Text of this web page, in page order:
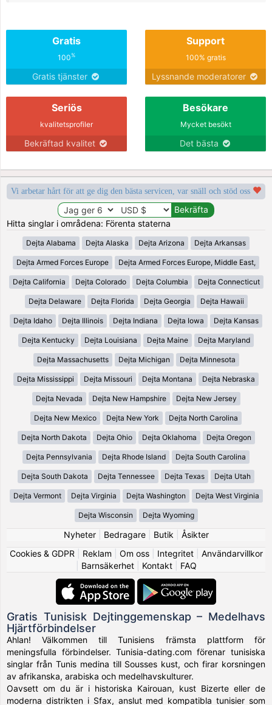
Gratis
100%
Gratis tjänster
Support
100% gratis
Lyssnande moderatorer
Seriös
kvalitetsprofiler
Bekräftad kvalitet
Besökare
Mycket besökt
Det bästa
Vi arbetar hårt för att ge dig den bästa servicen, var snäll och stöd oss
Hitta singlar i områdena: Förenta staterna
Dejta Alabama Dejta Alaska Dejta Arizona Dejta Arkansas
Dejta Armed Forces Europe Dejta Armed Forces Europe, Middle East,
Dejta California Dejta Colorado Dejta Columbia Dejta Connecticut
Dejta Delaware Dejta Florida Dejta Georgia Dejta Hawaii
Dejta Idaho Dejta Illinois Dejta Indiana Dejta Iowa Dejta Kansas
Dejta Kentucky Dejta Louisiana Dejta Maine Dejta Maryland
Dejta Massachusetts Dejta Michigan Dejta Minnesota
Dejta Mississippi Dejta Missouri Dejta Montana Dejta Nebraska
Dejta Nevada Dejta New Hampshire Dejta New Jersey
Dejta New Mexico Dejta New York Dejta North Carolina
Dejta North Dakota Dejta Ohio Dejta Oklahoma Dejta Oregon
Dejta Pennsylvania Dejta Rhode Island Dejta South Carolina
Dejta South Dakota Dejta Tennessee Dejta Texas Dejta Utah
Dejta Vermont Dejta Virginia Dejta Washington Dejta West Virginia
Dejta Wisconsin Dejta Wyoming
Nyheter| Bedragare| Butik
Åsikter
Cookies & GDPR
Reklam Om oss| Integritet| Användarvillkor
Barnsäkerhet| Kontakt| FAQ
Gratis Tunisisk Dejtinggemenskap – Medelhavs
Hjärtförbindelser
Ahlan! Välkommen till Tunisiens främsta plattform för
meningsfulla förbindelser. Tunisia-dating.com förenar tunisiska
singlar från Tunis medina till Sousses kust, och firar korsningen
av afrikanska, arabiska och medelhavskulturer.
Oavsett om du är i historiska Kairouan, kust Bizerte eller de
moderna distrikten i Sfax, anslut med kompatibla tunisier som